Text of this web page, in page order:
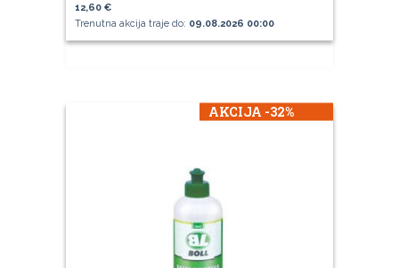
12,60 €
Trenutna akcija traje do: 09.08.2026 00:00
AKCIJA -32%